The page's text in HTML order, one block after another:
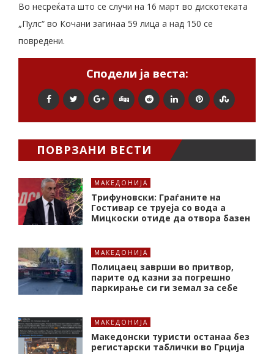
Во несреќата што се случи на 16 март во дискотеката
„Пулс“ во Кочани загинаа 59 лица а над 150 се
повредени.
Сподели ја веста:
ПОВРЗАНИ ВЕСТИ
МАКЕДОНИЈА
Трифуновски: Граѓаните на
Гостивар се труеја со вода а
Мицкоски отиде да отвора базен
МАКЕДОНИЈА
Полицаец заврши во притвор,
парите од казни за погрешно
паркирање си ги земал за себе
МАКЕДОНИЈА
Македонски туристи останаа без
регистарски таблички во Грција